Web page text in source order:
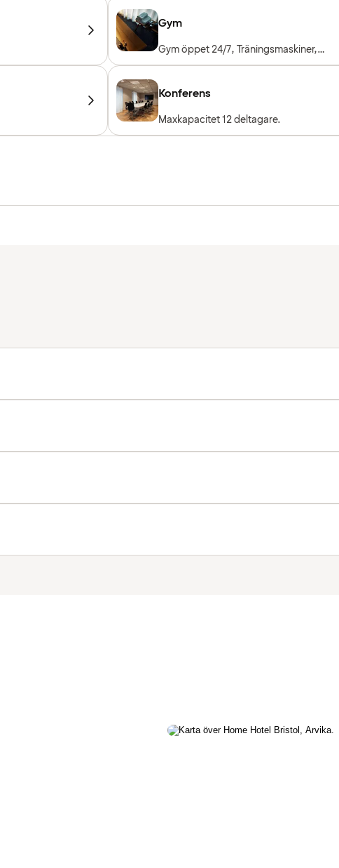
Gym
Gym öppet 24/7, Träningsmaskiner,
Konditionsmaskiner, Fria vikter
Konferens
Maxkapacitet 12 deltagare.